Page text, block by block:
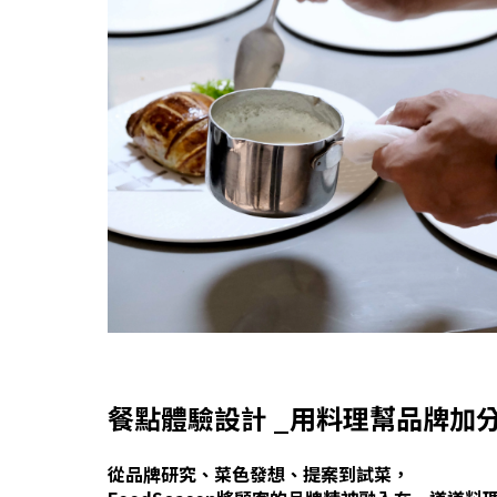
餐點體驗設計 _用料理幫品牌加
從品牌研究、菜色發想、提案到試菜，